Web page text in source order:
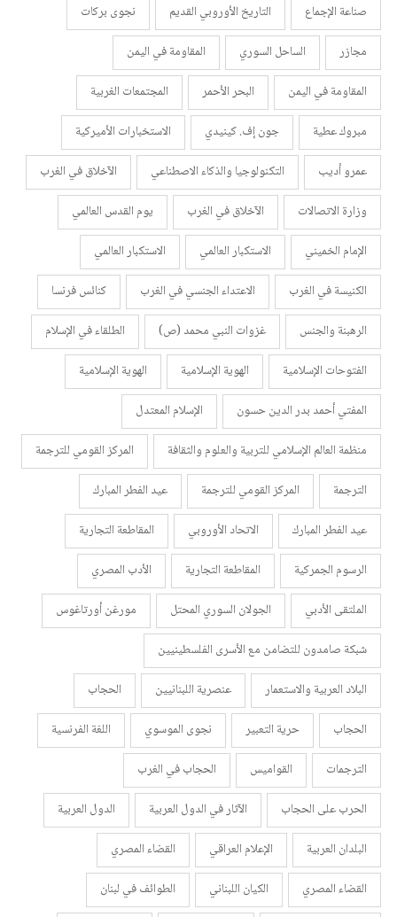
صناعة الإجماع
التاريخ الأوروبي القديم
نجوى بركات
مجازر
الساحل السوري
المقاومة في اليمن
المقاومة في اليمن
البحر الأحمر
المجتمعات الغربية
مبروك عطية
جون إف. كينيدي
الاستخبارات الأميركية
عمرو أديب
التكنولوجيا والذكاء الاصطناعي
الآخلاق في الغرب
وزارة الاتصالات
الآخلاق في الغرب
يوم القدس العالمي
الإمام الخميني
الاستكبار العالمي
الاستكبار العالمي
الكنيسة في الغرب
الاعتداء الجنسي في الغرب
كنائس فرنسا
الرهبنة والجنس
غزوات النبي محمد (ص)
الطلقاء في الإسلام
الفتوحات الإسلامية
الهوية الإسلامية
الهوية الإسلامية
المفتي أحمد بدر الدين حسون
الإسلام المعتدل
منظمة العالم الإسلامي للتربية والعلوم والثقافة
المركز القومي للترجمة
الترجمة
المركز القومي للترجمة
عيد الفطر المبارك
عيد الفطر المبارك
الاتحاد الأوروبي
المقاطعة التجارية
الرسوم الجمركية
المقاطعة التجارية
الأدب المصري
الملتقى الأدبي
الجولان السوري المحتل
مورغن أورتاغوس
شبكة صامدون للتضامن مع الأسرى الفلسطينيين
البلاد العربية والاستعمار
عنصرية اللبنانيين
الحجاب
الحجاب
حرية التعبير نجوى الموسوي
اللغة الفرنسية
الترجمات
القواميس
الحجاب في الغرب
الحرب على الحجاب
الآثار في الدول العربية
الدول العربية
البلدان العربية
الإعلام العراقي
القضاء المصري
القضاء المصري
الكيان اللبناني
الطوائف في لبنان